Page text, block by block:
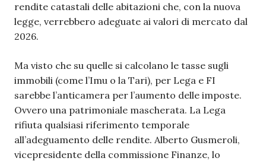
rendite catastali delle abitazioni che, con la nuova
legge, verrebbero adeguate ai valori di mercato dal
2026.
Ma visto che su quelle si calcolano le tasse sugli
immobili (come l’Imu o la Tari), per Lega e FI
sarebbe l’anticamera per l’aumento delle imposte.
Ovvero una patrimoniale mascherata. La Lega
rifiuta qualsiasi riferimento temporale
all’adeguamento delle rendite. Alberto Gusmeroli,
vicepresidente della commissione Finanze, lo